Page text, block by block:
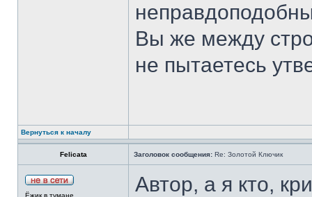
Вы же между
не пытаетесь
Вернуться к началу
Felicata Заголовок сообщения: Re: Золотой Ключик
Ёжик в тумане Автор, а я кто,